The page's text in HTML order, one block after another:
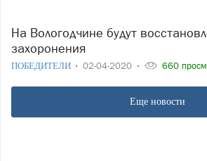
На Вологодчине будут восстановлены воинские
захоронения
ПОБЕДИТЕЛИ 02-04-2020 660
Еще новости